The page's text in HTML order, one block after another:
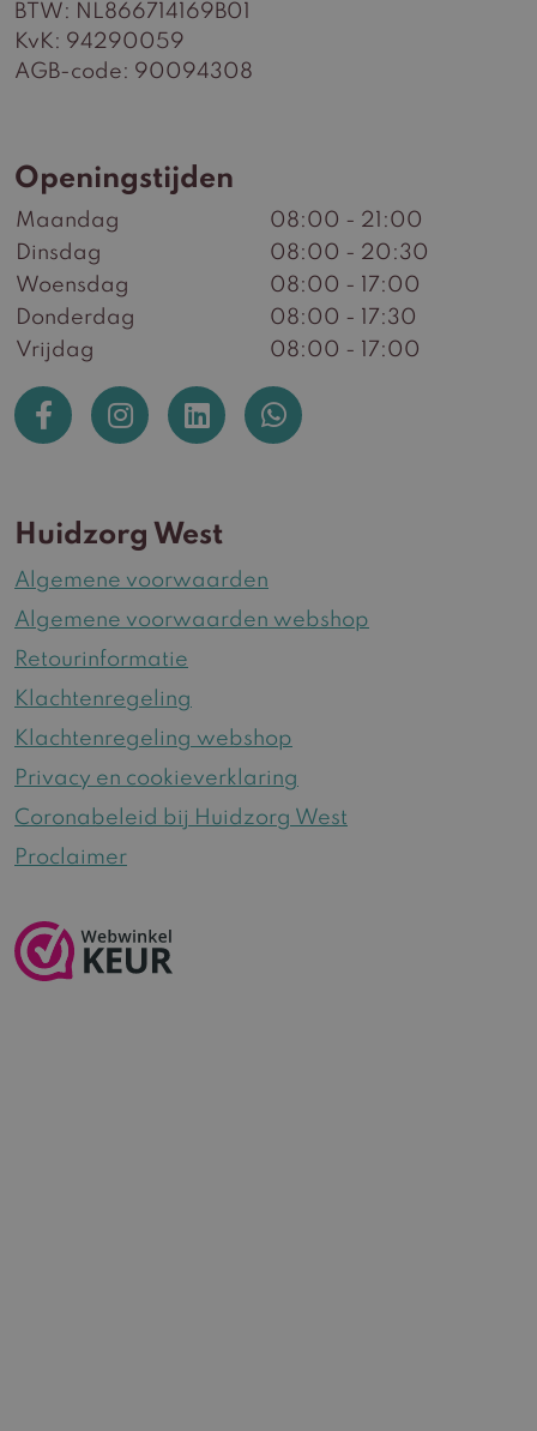
BTW: NL866714169B01
KvK: 94290059
AGB-code: 90094308
Openingstijden
Maandag
08:00 - 21:00
Dinsdag
08:00 - 20:30
Woensdag
08:00 - 17:00
Donderdag
08:00 - 17:30
Vrijdag
08:00 - 17:00
Huidzorg West
Algemene voorwaarden
Algemene voorwaarden webshop
Retourinformatie
Klachtenregeling
Klachtenregeling webshop
Privacy en cookieverklaring
Coronabeleid bij Huidzorg West
Proclaimer